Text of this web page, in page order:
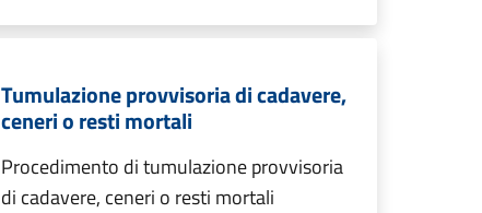
Tumulazione provvisoria di cadavere,
ceneri o resti mortali
Procedimento di tumulazione provvisoria
di cadavere, ceneri o resti mortali